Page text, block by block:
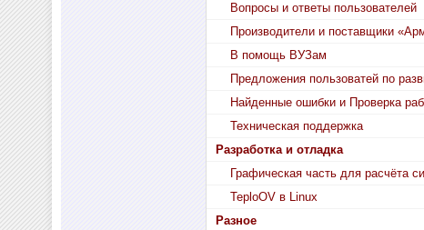
Вопросы и ответы пользователей
Производители и поставщики
В помощь ВУЗам
Предложения пользоватей по
Найденные ошибки и Проверка
Техническая поддержка
Разработка и отладка
Графическая часть для расчёта
TeploOV в Linux
Разное